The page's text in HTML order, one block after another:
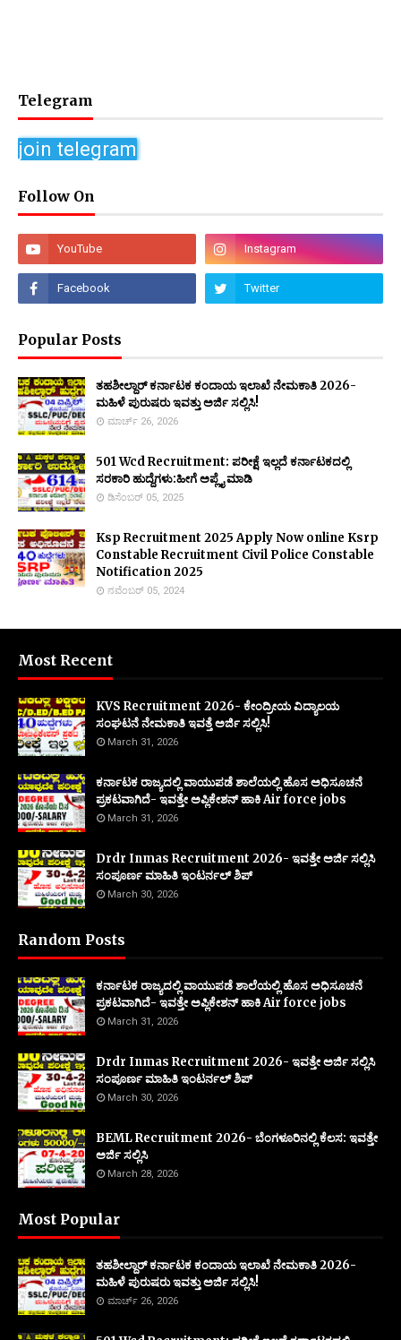
Telegram
join telegram
Follow On
Popular Posts
ತಹಶೀಲ್ದಾರ್ ಕರ್ನಾಟಕ ಕಂದಾಯ ಇಲಾಖೆ ನೇಮಕಾತಿ 2026-
ಮಹಿಳೆ ಪುರುಷರು ಇವತ್ತು ಅರ್ಜಿ ಸಲ್ಲಿಸಿ!
ಮಾರ್ಚ್ 26, 2026
501 Wcd Recruitment: ಪರೀಕ್ಷೆ ಇಲ್ಲದೆ ಕರ್ನಾಟಕದಲ್ಲಿ
ಸರಕಾರಿ ಹುದ್ದೆಗಳು:ಹೀಗೆ ಅಪ್ಲೈ ಮಾಡಿ
ಡಿಸೆಂಬರ್ 05, 2025
Ksp Recruitment 2025 Apply Now online Ksrp
Constable Recruitment Civil Police Constable
Notification 2025
ನವೆಂಬರ್ 05, 2024
Most Recent
KVS Recruitment 2026- ಕೇಂದ್ರೀಯ ವಿದ್ಯಾಲಯ
ಸಂಘಟನೆ ನೇಮಕಾತಿ ಇವತ್ತೆ ಅರ್ಜಿ ಸಲ್ಲಿಸಿ!
March 31, 2026
ಕರ್ನಾಟಕ ರಾಜ್ಯದಲ್ಲಿ ವಾಯುಪಡೆ ಶಾಲೆಯಲ್ಲಿ ಹೊಸ ಅಧಿಸೂಚನೆ
ಪ್ರಕಟವಾಗಿದೆ- ಇವತ್ತೇ ಅಪ್ಲಿಕೇಶನ್ ಹಾಕಿ Air force jobs
March 31, 2026
Drdr Inmas Recruitment 2026- ಇವತ್ತೇ ಅರ್ಜಿ ಸಲ್ಲಿಸಿ
ಸಂಪೂರ್ಣ ಮಾಹಿತಿ ಇಂಟರ್ನಲ್ ಶಿಪ್
March 30, 2026
Random Posts
ಕರ್ನಾಟಕ ರಾಜ್ಯದಲ್ಲಿ ವಾಯುಪಡೆ ಶಾಲೆಯಲ್ಲಿ ಹೊಸ ಅಧಿಸೂಚನೆ
ಪ್ರಕಟವಾಗಿದೆ- ಇವತ್ತೇ ಅಪ್ಲಿಕೇಶನ್ ಹಾಕಿ Air force jobs
March 31, 2026
Drdr Inmas Recruitment 2026- ಇವತ್ತೇ ಅರ್ಜಿ ಸಲ್ಲಿಸಿ
ಸಂಪೂರ್ಣ ಮಾಹಿತಿ ಇಂಟರ್ನಲ್ ಶಿಪ್
March 30, 2026
BEML Recruitment 2026- ಬೆಂಗಳೂರಿನಲ್ಲಿ ಕೆಲಸ: ಇವತ್ತೇ
ಅರ್ಜಿ ಸಲ್ಲಿಸಿ
March 28, 2026
Most Popular
ತಹಶೀಲ್ದಾರ್ ಕರ್ನಾಟಕ ಕಂದಾಯ ಇಲಾಖೆ ನೇಮಕಾತಿ 2026-
ಮಹಿಳೆ ಪುರುಷರು ಇವತ್ತು ಅರ್ಜಿ ಸಲ್ಲಿಸಿ!
ಮಾರ್ಚ್ 26, 2026